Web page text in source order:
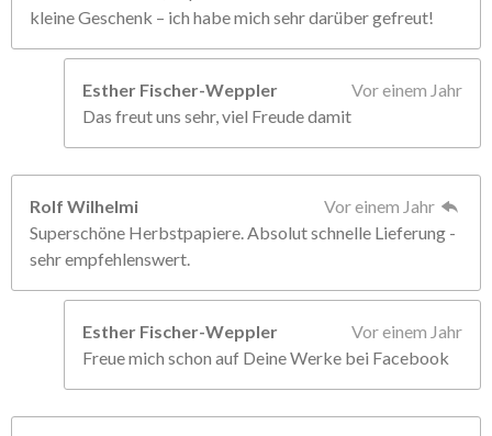
kleine Geschenk – ich habe mich sehr darüber gefreut!
Esther Fischer-Weppler
Vor einem Jahr
Das freut uns sehr, viel Freude damit
Rolf Wilhelmi
Vor einem Jahr
Superschöne Herbstpapiere. Absolut schnelle Lieferung -
sehr empfehlenswert.
Esther Fischer-Weppler
Vor einem Jahr
Freue mich schon auf Deine Werke bei Facebook